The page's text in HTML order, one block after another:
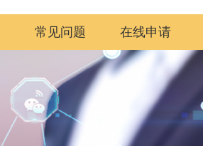
常见问题 在线申请